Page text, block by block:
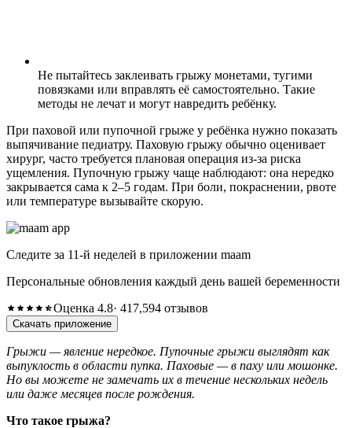
Не пытайтесь заклеивать грыжу монетами, тугими
повязками или вправлять её самостоятельно. Такие
методы не лечат и могут навредить ребёнку.
При паховой или пупочной грыже у ребёнка нужно показать
выпячивание педиатру. Паховую грыжу обычно оценивает
хирург, часто требуется плановая операция из-за риска
ущемления. Пупочную грыжу чаще наблюдают: она нередко
закрывается сама к 2–5 годам. При боли, покраснении, рвоте
или температуре вызывайте скорую.
Следите за 11-й неделей в приложении maam
Персональные обновления каждый день вашей беременности
Оценка 4.8· 417,594 отзывов
Скачать приложение
Грыжи — явление нередкое. Пупочные грыжи выглядят как
выпуклость в области пупка. Паховые — в паху или мошонке.
Но вы можете не замечать их в течение нескольких недель
или даже месяцев после рождения.
Что такое грыжа?